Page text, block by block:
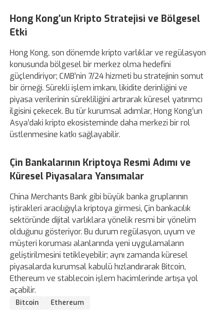
Hong Kong’un Kripto Stratejisi ve Bölgesel
Etki
Hong Kong, son dönemde kripto varlıklar ve regülasyon
konusunda bölgesel bir merkez olma hedefini
güçlendiriyor; CMB’nin 7/24 hizmeti bu stratejinin somut
bir örneği. Sürekli işlem imkanı, likidite derinliğini ve
piyasa verilerinin sürekliliğini artırarak küresel yatırımcı
ilgisini çekecek. Bu tür kurumsal adımlar, Hong Kong’un
Asya’daki kripto ekosisteminde daha merkezi bir rol
üstlenmesine katkı sağlayabilir.
Çin Bankalarının Kriptoya Resmi Adımı ve
Küresel Piyasalara Yansımalar
China Merchants Bank gibi büyük banka gruplarının
iştirakleri aracılığıyla kriptoya girmesi, Çin bankacılık
sektöründe dijital varlıklara yönelik resmi bir yönelim
olduğunu gösteriyor. Bu durum regülasyon, uyum ve
müşteri koruması alanlarında yeni uygulamaların
geliştirilmesini tetikleyebilir; aynı zamanda küresel
piyasalarda kurumsal kabulü hızlandırarak Bitcoin,
Ethereum ve stablecoin işlem hacimlerinde artışa yol
açabilir.
Bitcoin Ethereum